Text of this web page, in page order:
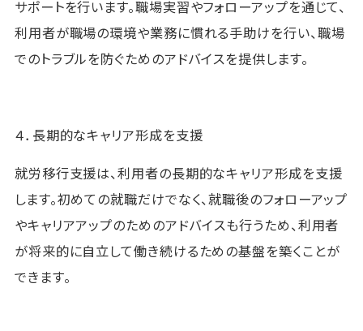
サポートを行います。職場実習やフォローアップを通じて、
利用者が職場の環境や業務に慣れる手助けを行い、職場
でのトラブルを防ぐためのアドバイスを提供します。
４．長期的なキャリア形成を支援
就労移行支援は、利用者の長期的なキャリア形成を支援
します。初めての就職だけでなく、就職後のフォローアップ
やキャリアアップのためのアドバイスも行うため、利用者
が将来的に自立して働き続けるための基盤を築くことが
できます。